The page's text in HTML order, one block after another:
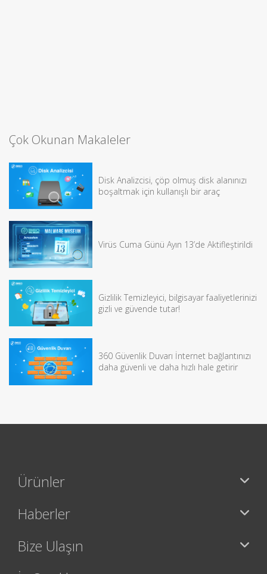
Çok Okunan Makaleler
Disk Analizcisi, çöp olmuş disk alanınızı
boşaltmak için kullanışlı bir araç
Virüs Cuma Günü Ayın 13’de Aktifleştirildi
Gizlilik Temizleyici, bilgisayar faaliyetlerinizi
gizli ve güvende tutar!
360 Güvenlik Duvarı İnternet bağlantınızı
daha güvenli ve daha hızlı hale getirir
Ürünler
Haberler
Bize Ulaşın